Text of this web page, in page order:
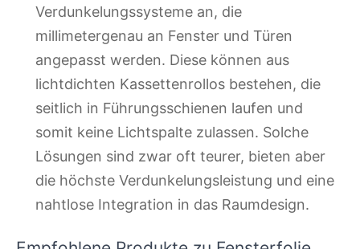
Verdunkelungssysteme an, die
millimetergenau an Fenster und Türen
angepasst werden. Diese können aus
lichtdichten Kassettenrollos bestehen, die
seitlich in Führungsschienen laufen und
somit keine Lichtspalte zulassen. Solche
Lösungen sind zwar oft teurer, bieten aber
die höchste Verdunkelungsleistung und eine
nahtlose Integration in das Raumdesign.